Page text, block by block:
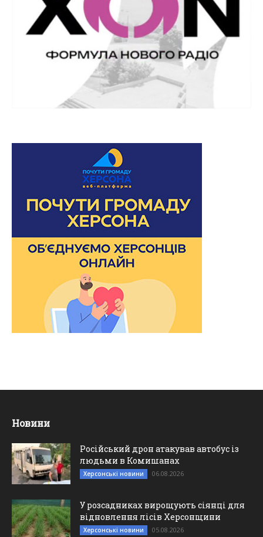
Новини
Російський дрон атакував автобус із
людьми в Комишанах
Херсонські новини 06.08.2026
У розсадниках вирощують сіянці для
відновлення лісів Херсонщини
Херсонські новини 05.08.2026